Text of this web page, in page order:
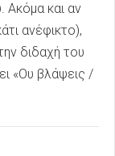
Ακόμα και αν
ανέφικτο),
διδαχή του
«Ου βλάψεις /